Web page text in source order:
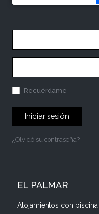
Recuérdame
Iniciar sesión
¿Olvidó su contraseña?
EL PALMAR
Alojamientos con piscina